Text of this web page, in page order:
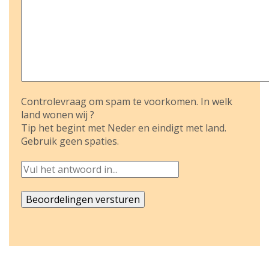
Controlevraag om spam te voorkomen. In welk
land wonen wij ?
Tip het begint met Neder en eindigt met land.
Gebruik geen spaties.